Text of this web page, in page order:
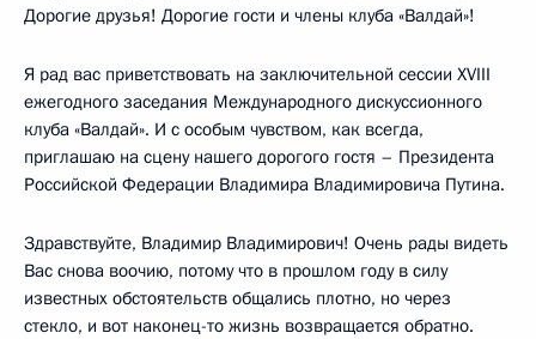
Дорогие друзья! Дорогие гости и члены клуба «Валдай»!
Я рад вас приветствовать на заключительной сессии XVIII
ежегодного заседания Международного дискуссионного
клуба «Валдай». И с особым чувством, как всегда,
приглашаю на сцену нашего дорогого гостя – Президента
Российской Федерации Владимира Владимировича Путина.
Здравствуйте, Владимир Владимирович! Очень рады видеть
Вас снова воочию, потому что в прошлом году в силу
известных обстоятельств общались плотно, но через
стекло, и вот наконец-то жизнь возвращается обратно.